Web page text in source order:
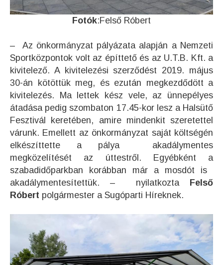
Fotók:Felső Róbert
– Az önkormányzat pályázata alapján a Nemzeti
Sportközpontok volt az építtető és az U.T.B. Kft. a
kivitelező. A kivitelezési szerződést 2019. május
30-án kötöttük meg, és ezután megkezdődött a
kivitelezés. Ma lettek kész vele, az ünnepélyes
átadása pedig szombaton 17.45-kor lesz a Halsütő
Fesztivál keretében, amire mindenkit szeretettel
várunk. Emellett az önkormányzat saját költségén
elkészíttette a pálya akadálymentes
megközelítését az úttestről. Egyébként a
szabadidőparkban korábban már a mosdót is
akadálymentesítettük. –
nyilatkozta
Felső
Róbert polgármester a Sugóparti Híreknek.